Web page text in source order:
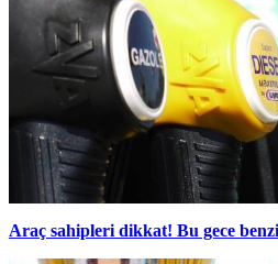
Araç sahipleri dikkat! Bu gece